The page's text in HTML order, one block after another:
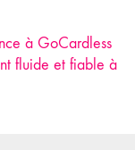
à GoCardless
fluide et fiable à